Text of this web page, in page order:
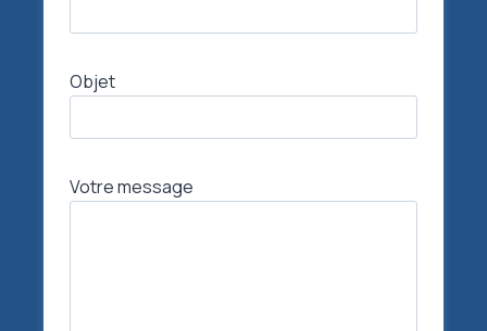
Objet
Votre message